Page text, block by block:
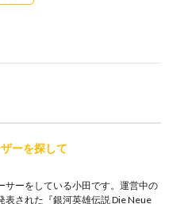
ーを探して
サーをしている小田です。運営中の
表された『銀河英雄伝説 Die Neue